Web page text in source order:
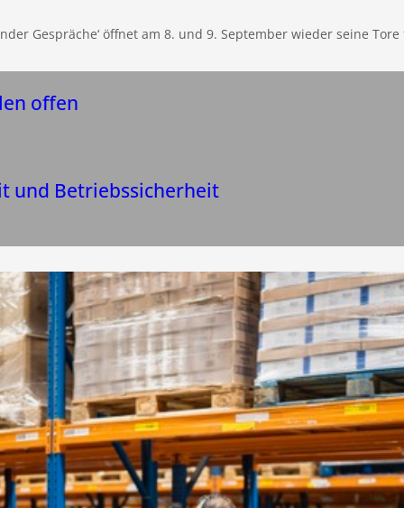
Gespräche‘ öffnet am 8. und 9. September wieder seine
offen
und Betriebssicherheit